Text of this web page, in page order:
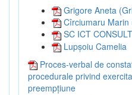
Grigore Aneta
Cîrciumaru
SC ICT
Lupșoiu Camelia
Proces-verbal de
procedurale privind
preempțiune